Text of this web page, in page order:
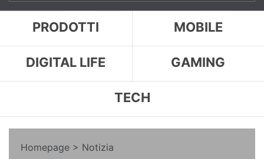
PRODOTTI MOBILE
DIGITAL LIFE GAMING
TECH
Homepage > Notizia